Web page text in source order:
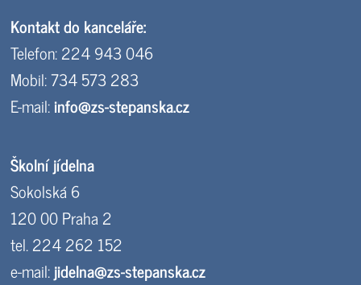
Kontakt do kanceláře:
Telefon: 224 943 046
Mobil: 734 573 283
E-mail:info@zs-stepanska.cz
Školní jídelna
Sokolská 6
120 00 Praha 2
tel. 224 262 152
e-mail:jidelna@zs-stepanska.cz